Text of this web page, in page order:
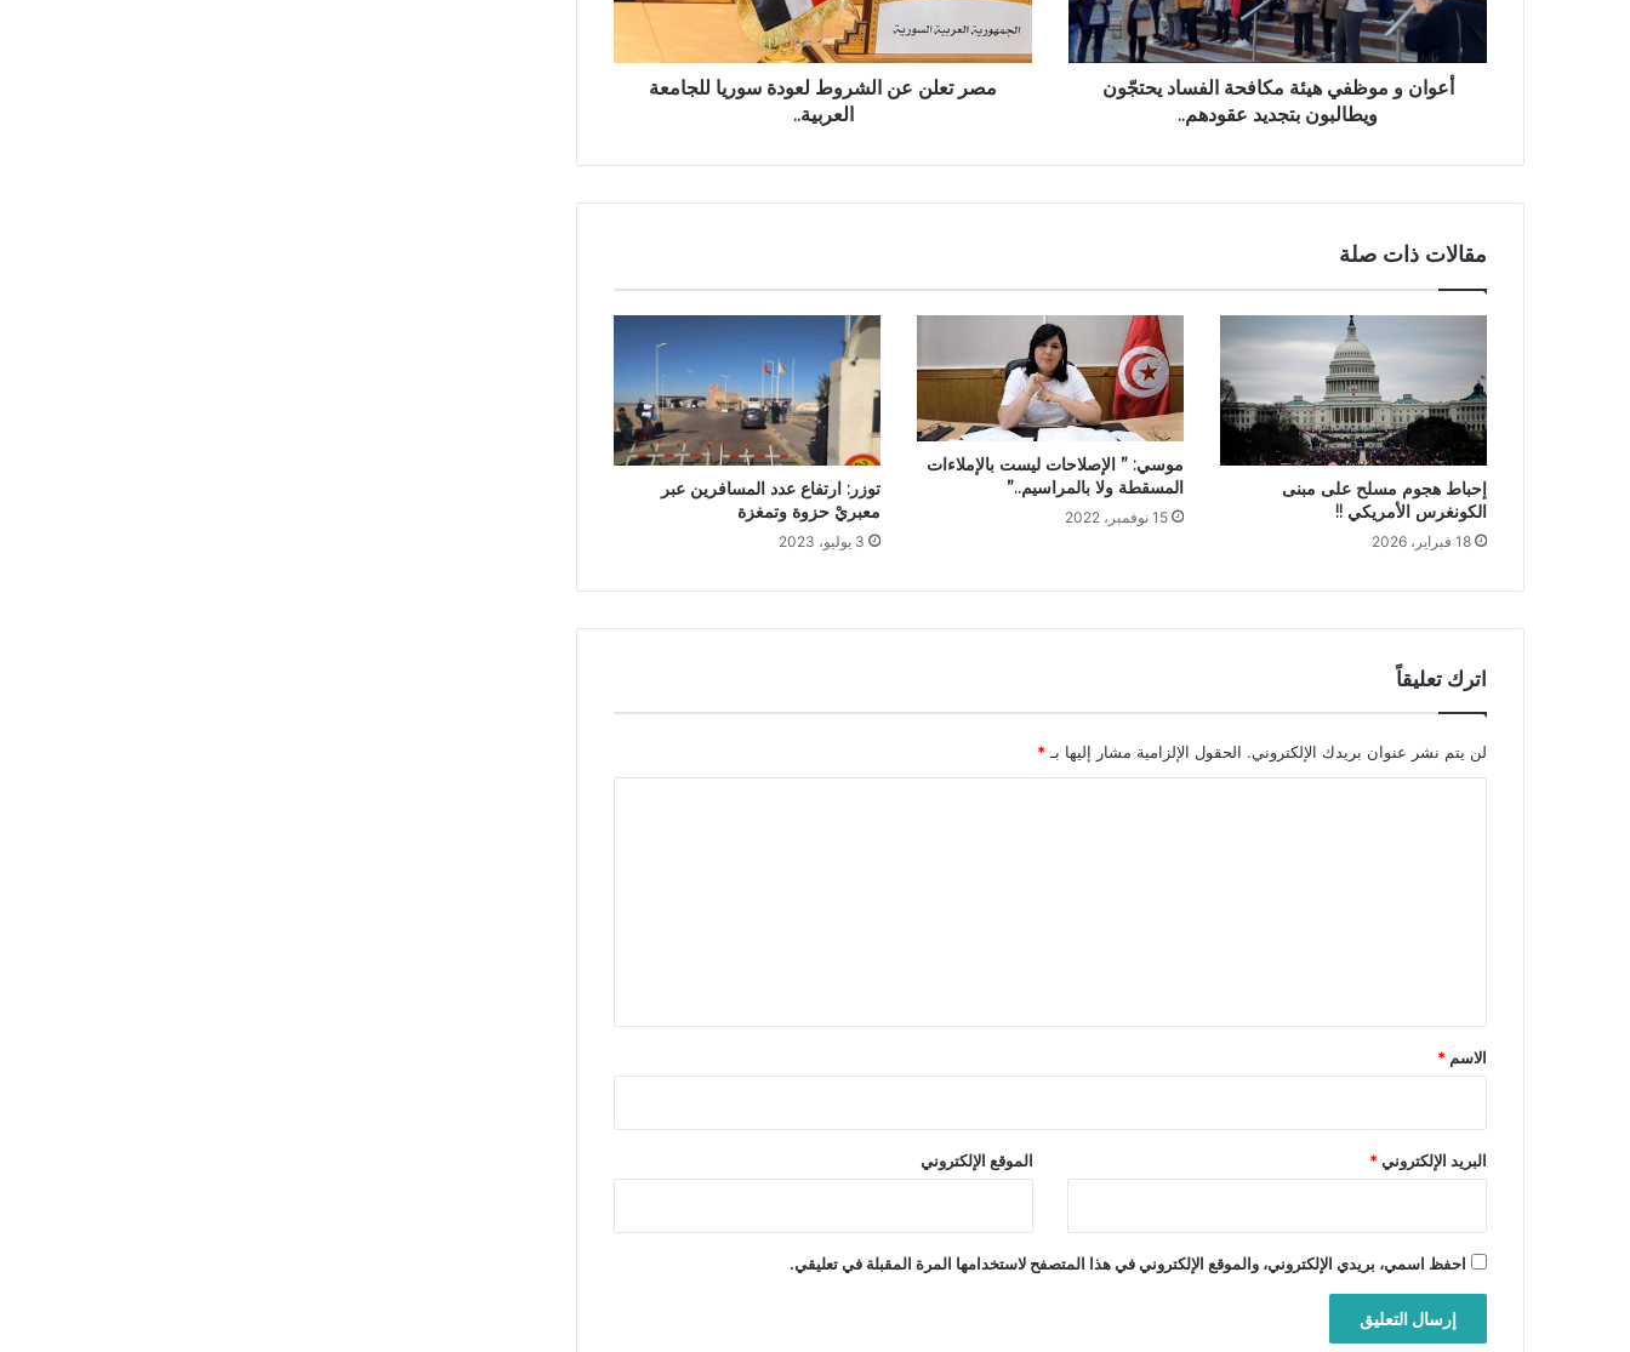
أعوان و موظفي هيئة مكافحة الفساد يحتجّون
ويطالبون بتجديد عقودهم..
مصر تعلن عن الشروط لعودة سوريا للجامعة
العربية..
مقالات ذات صلة
إحباط هجوم مسلح على مبنى
الكونغرس الأمريكي !!
18 فبراير، 2026
موسي: ” الإصلاحات ليست بالإملاءات
المسقطة ولا بالمراسيم..”
15 نوفمبر، 2022
توزر: ارتفاع عدد المسافرين عبر
معبريْ حزوة وتمغزة
3 يوليو، 2023
اترك تعليقاً
لن يتم نشر عنوان بريدك الإلكتروني. الحقول الإلزامية مشار إليها بـ*
*
الاسم *
البريد الإلكتروني* الموقع الإلكتروني
احفظ اسمي، بريدي الإلكتروني، والموقع الإلكتروني في هذا المتصفح لاستخدامها المرة المقبلة في تعليقي.